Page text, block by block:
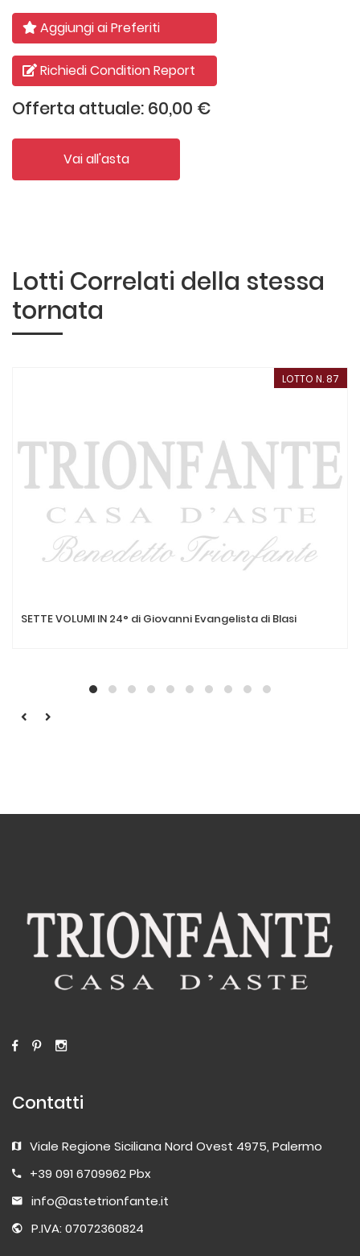
Aggiungi ai Preferiti
Richiedi Condition Report
Offerta attuale: 60,00 €
Vai all'asta
Lotti Correlati della stessa
tornata
LOTTO N. 87
SETTE VOLUMI IN 24° di Giovanni Evangelista di Blasi
Contatti
Viale Regione Siciliana Nord Ovest 4975, Palermo
+39 091 6709962 Pbx
info@astetrionfante.it
P.IVA: 07072360824